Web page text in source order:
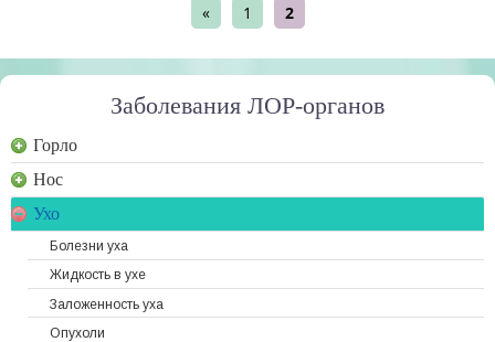
« 1 2
Заболевания ЛОР-органов
Горло
Нос
Ухо
Болезни уха
Жидкость в ухе
Заложенность уха
Опухоли